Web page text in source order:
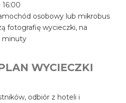
16:00
osobowy lub mikrobus
fotografię wycieczki, na
minuty
WYCIECZKI
odbiór z hoteli i